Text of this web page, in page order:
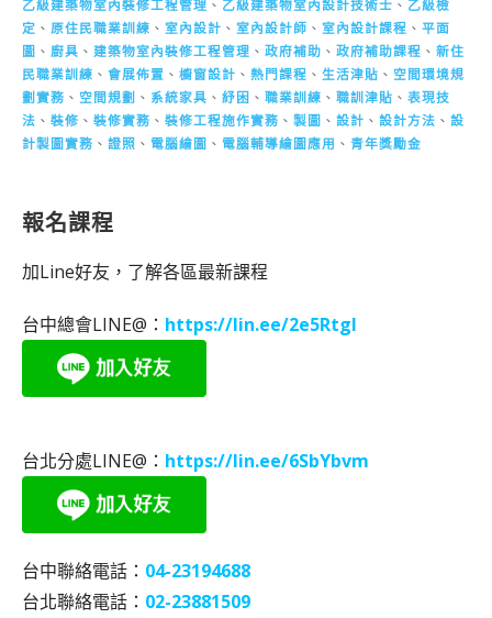
乙級建築物室內裝修工程管理 、 乙級建築物室內設計技術士 、 乙級檢
定 、 原住民職業訓練 、 室內設計 、 室內設計師 、 室內設計課程 、 平面
圖 、 廚具 、 建築物室內裝修工程管理 、 政府補助 、 政府補助課程 、 新住
民職業訓練 、 會展佈置 、 櫥窗設計 、 熱門課程 、 生活津貼 、 空間環境規
劃實務 、 空間規劃 、 系統家具 、 紓困 、 職業訓練 、 職訓津貼 、 表現技
法 、 裝修 、 裝修實務 、 裝修工程施作實務 、 製圖 、 設計 、 設計方法 、 設
計製圖實務 、 證照 、 電腦繪圖 、 電腦輔導繪圖應用 、 青年獎勵金
報名課程
加Line好友，了解各區最新課程
台中總會LINE@： https://lin.ee/2e5RtgI
台北分處LINE@： https://lin.ee/6SbYbvm
台中聯絡電話： 04-23194688
台北聯絡電話： 02-23881509